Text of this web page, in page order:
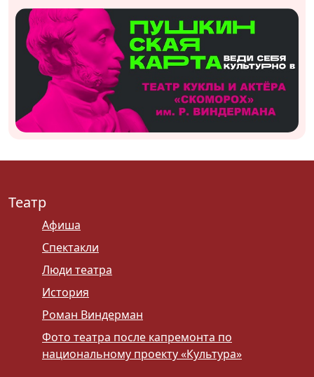
Театр
Афиша
Спектакли
Люди театра
История
Роман Виндерман
Фото театра после капремонта по
национальному проекту «Культура»